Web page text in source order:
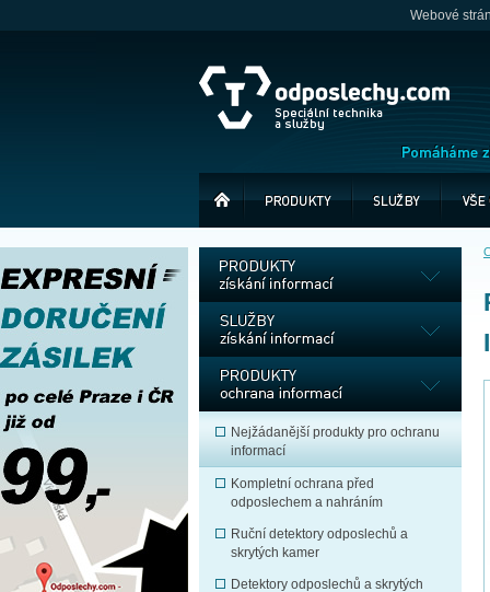
Webové
Nejžádanější produkty pro ochranu
informací
Kompletní ochrana před
odposlechem a nahráním
Ruční detektory odposlechů a
skrytých kamer
Detektory odposlechů a skrytých